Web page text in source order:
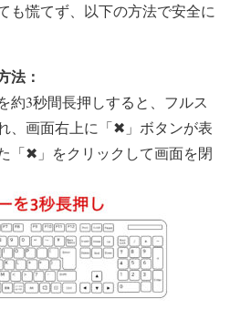
も慌てず、以下の方法で安全に
法：
約3秒間長押しすると、フルス
、画面右上に「✖」ボタンが表
「✖」をクリックして画面を閉